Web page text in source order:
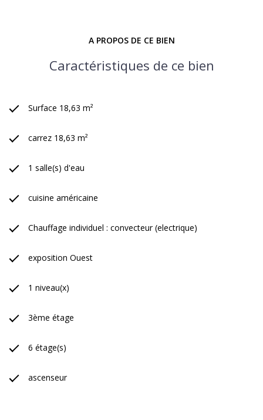
A PROPOS DE CE BIEN
Caractéristiques de ce bien
Surface 18,63 m²
carrez 18,63 m²
1 salle(s) d'eau
cuisine américaine
Chauffage individuel : convecteur (electrique)
exposition Ouest
1 niveau(x)
3ème étage
6 étage(s)
ascenseur